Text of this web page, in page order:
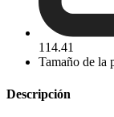
114.41
Tamaño de la
Descripción